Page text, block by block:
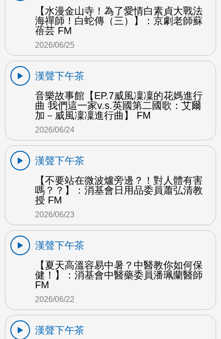
【水漫金山寺！為了愛情白素貞大戰法
海禪師！白蛇傳（三）】：京劇老師蘇
蓓芸 FM
2026/06/25
漢聲下午茶
音樂故事館【EP.7威風凜凜的花媽進行
曲 我們這一家v.s.英國第二國歌：艾爾
加－威風凜凜進行曲】 FM
2026/06/24
漢聲下午茶
【不要站在微波爐旁邊？！對人體有害
嗎？？】：消基會日用品委員蕭弘清教
授 FM
2026/06/23
漢聲下午茶
【夏天高溫容易中暑？中醫教你如何保
健！】：消基會中醫藥委員潘珮蘭醫師
FM
2026/06/22
漢聲下午茶